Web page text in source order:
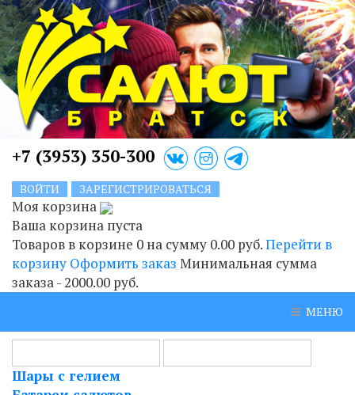
+7 (3953) 350-300
ВОЙТИ ЗАРЕГИСТРИРОВАТЬСЯ
Моя корзина
Ваша корзина пуста
Товаров в корзине 0 на сумму 0.00 руб.Перейти в
корзину Оформить заказ Минимальная сумма
заказа - 2000.00 руб.
МЕНЮ
Шары с гелием